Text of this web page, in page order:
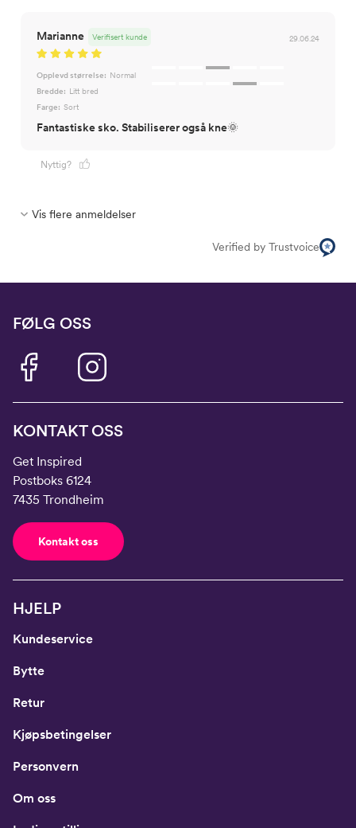
Marianne 29.06.24
Verifisert kunde
Opplevd størrelse: Normal
Bredde: Litt bred
Farge: Sort
Fantastiske sko. Stabiliserer også kne🌞
Nyttig?
Vis flere anmeldelser
Verified by Trustvoice
FØLG OSS
KONTAKT OSS
Get Inspired
Postboks 6124
7435 Trondheim
Kontakt oss
HJELP
Kundeservice
Bytte
Retur
Kjøpsbetingelser
Personvern
Om oss